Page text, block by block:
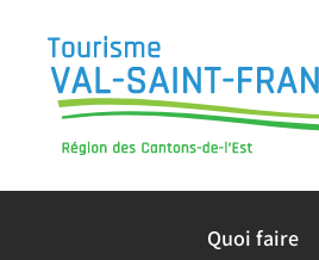
content
Quoi faire